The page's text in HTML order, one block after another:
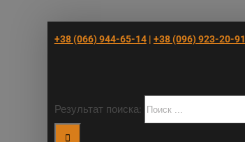
+38 (066) 944-65-14| +38 (096) 923-20-91
Результат поиска: